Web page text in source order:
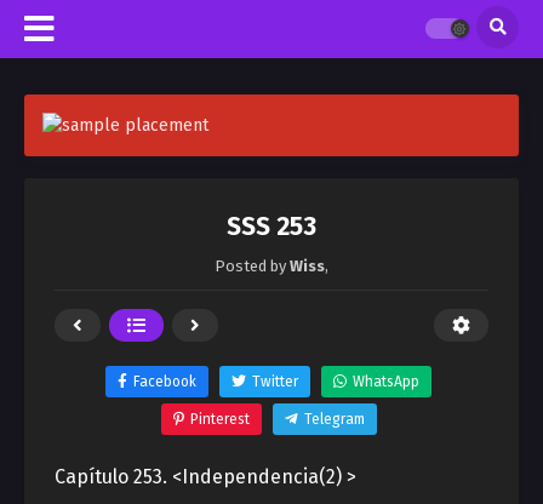
SSS 253
Posted by Wiss,
Facebook Twitter WhatsApp
Pinterest Telegram
Capítulo 253. <Independencia(2) >